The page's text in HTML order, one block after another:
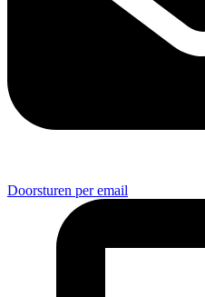
Doorsturen per email